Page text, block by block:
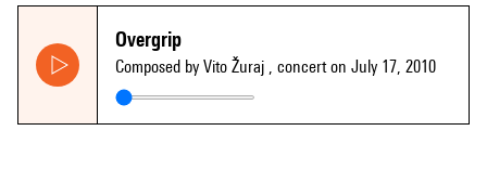
Overgrip
Composed by Vito Žuraj , concert on July 17, 2010